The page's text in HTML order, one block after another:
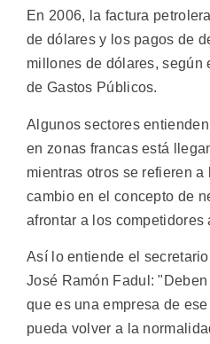
En 2006, la factura
de dólares y los pagos de
millones de dólares, según
de Gastos Públicos.
Algunos sectores
en zonas francas está
mientras otros se refieren
cambio en el concepto de
afrontar a los competidores
Así lo entiende el
José Ramón Fadul:
que es una empresa de
pueda volver a la